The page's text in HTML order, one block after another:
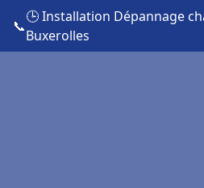
📞
🕒 Installation Dépannage
Buxerolles